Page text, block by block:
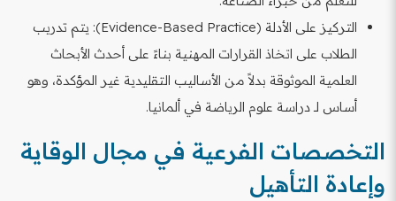
التركيز على الأدلة (Evidence-Based Practice): يتم تدريب
الطلاب على اتخاذ القرارات المهنية بناءً على أحدث الأبحاث
العلمية الموثوقة بدلاً من الأساليب التقليدية غير المؤكدة، وهو
أساس لـ دراسة علوم الرياضة في ألمانيا.
التخصصات الفرعية في مجال الوقاية
وإعادة التأهيل